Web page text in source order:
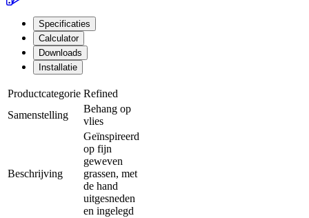
Specificaties
Calculator
Downloads
Installatie
Productcategorie Refined
Samenstelling
Behang op
vlies
Beschrijving
Geïnspireerd
op fijn
geweven
grassen, met
de hand
uitgesneden
en ingelegd